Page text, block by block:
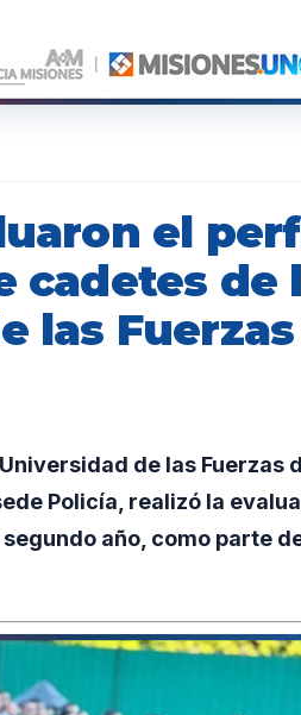
el
cadetes de
las
Universidad de las Fuerzas
Policía, realizó la
año, como parte